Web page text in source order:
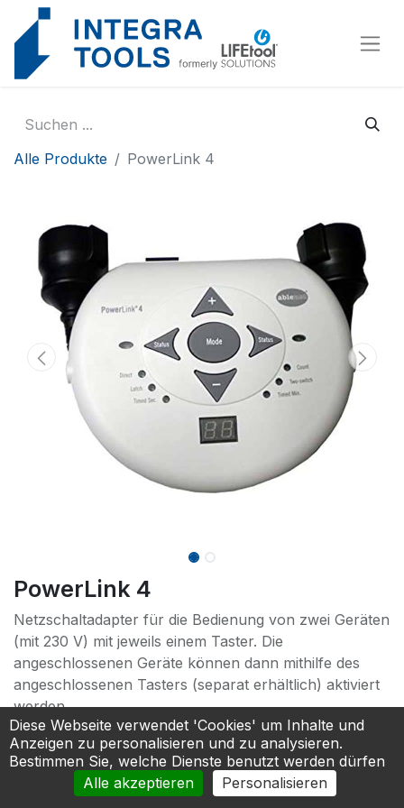
Alle Produkte PowerLink 4
PowerLink 4
Netzschaltadapter für die Bedienung von zwei Geräten
(mit 230 V) mit jeweils einem Taster. Die
angeschlossenen Geräte können dann mithilfe des
angeschlossenen Tasters (separat erhältlich) aktiviert
werden.
365,83€
In den Warenkorb
Cookie-Einstellungen
Diese Webseite verwendet 'Cookies' um Inhalte und
Anzeigen zu personalisieren und zu analysieren.
Bestimmen Sie, welche Dienste benutzt werden dürfen
Alle akzeptieren
Personalisieren